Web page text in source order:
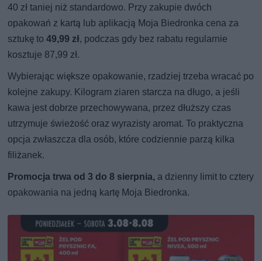
40 zł taniej niż standardowo. Przy zakupie dwóch
opakowań z kartą lub aplikacją Moja Biedronka cena za
sztukę to49,99 zł, podczas gdy bez rabatu regularnie
kosztuje 87,99 zł.
Wybierając większe opakowanie, rzadziej trzeba wracać po
kolejne zakupy. Kilogram ziaren starcza na długo, a jeśli
kawa jest dobrze przechowywana, przez dłuższy czas
utrzymuje świeżość oraz wyrazisty aromat. To praktyczna
opcja zwłaszcza dla osób, które codziennie parzą kilka
filiżanek.
Promocja trwa od 3 do 8 sierpnia, a dzienny limit to cztery
opakowania na jedną kartę Moja Biedronka.